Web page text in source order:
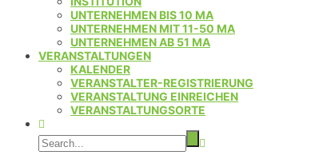
UNTERNEHMEN BIS 10 MA
UNTERNEHMEN MIT 11-50 MA
UNTERNEHMEN AB 51 MA
VERANSTALTUNGEN
KALENDER
VERANSTALTER-REGISTRIERUNG
VERANSTALTUNG EINREICHEN
VERANSTALTUNGSORTE